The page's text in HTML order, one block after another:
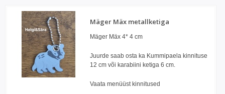
Mäger Mäx metallketiga
Mäger Mäx 4* 4 cm
Juurde saab osta ka Kummipaela kinnituse
12 cm või karabiini ketiga 6 cm.
Vaata menüüst kinnitused